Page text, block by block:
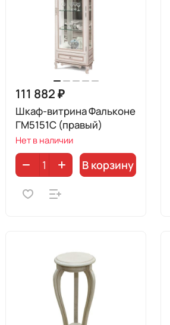
111 882 ₽
Шкаф-витрина Фальконе
ГМ5151С (правый)
Нет в наличии
В корзину